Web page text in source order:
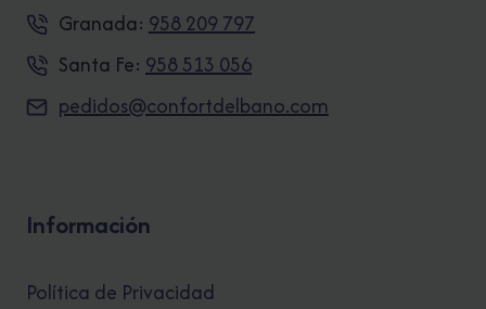
Granada: 958 209 797
Santa Fe: 958 513 056
pedidos@confortdelbano.com
Información
Política de Privacidad